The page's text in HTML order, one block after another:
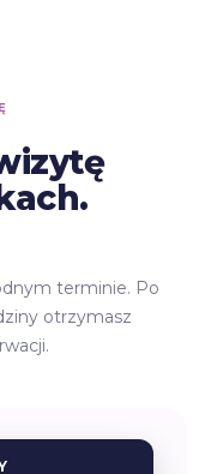
terminie. Po
otrzymasz